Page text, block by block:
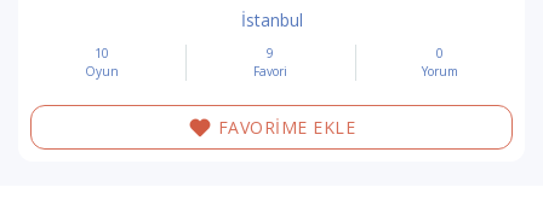
İstanbul
10
Oyun
9
Favori
0
Yorum
FAVORİME EKLE